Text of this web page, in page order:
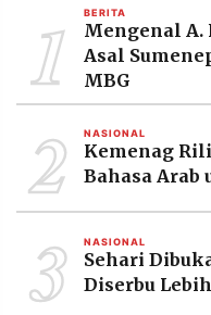
RESOLUSI
MEDIA
PRAMUDITA
1 BERITA
Mengenal A.
Asal
MBG
2 NASIONAL
Kemenag
Bahasa Arab
3 NASIONAL
Sehari
Diserbu